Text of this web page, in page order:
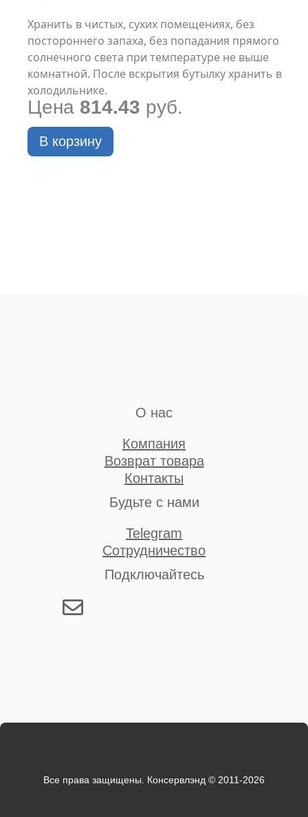
Хранить в чистых, сухих помещениях, без
постороннего запаха, без попадания прямого
солнечного света при температуре не выше
комнатной. После вскрытия бутылку хранить в
холодильнике.
Цена 814.43 руб.
В корзину
О нас
Компания
Возврат товара
Контакты
Будьте с нами
Telegram
Сотрудничество
Подключайтесь
Все права защищены. Консервлэнд © 2011-2026